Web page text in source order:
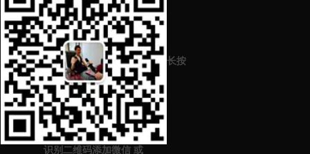
案！
上一篇：哪里的网络品牌营销策划公司更好（选择品牌营销策划公司
来这里）
下一篇：不同公司企业中小机构制定品牌营销策略有什么技巧（品牌
营销方法普及）
长按
识别二维码添加微信 或